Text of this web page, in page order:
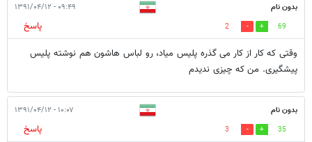
بدون نام ۰۹:۴۹ - ۱۳۹۱/۰۴/۱۲
69
2
پاسخ
وقتی که کار از کار می گذره پلیس میاد، رو لباس هاشون هم نوشته پلیس
پیشگیری. من که چیزی ندیدم
بدون نام ۱۰:۰۷ - ۱۳۹۱/۰۴/۱۲
35
3 پاسخ